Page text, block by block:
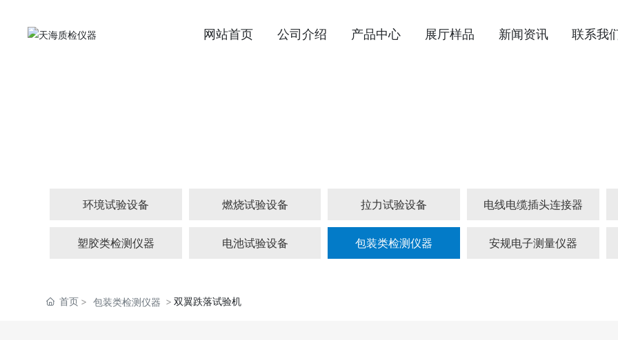
网站首页 公司介绍 产品中心 展厅样品 新闻资讯 联系我
环境试验设备 燃烧试验设备 拉力试验设备 电线电缆插头连接器
塑胶类检测仪器 电池试验设备 包装类检测仪器 安规电子测量仪器
首页 包装类检测仪器 双翼跌落试验机